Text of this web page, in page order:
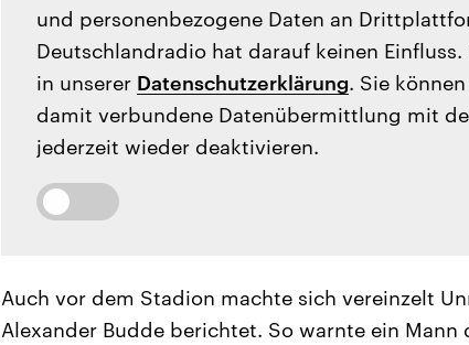
und personenbezogene Daten an
Deutschlandradio hat darauf keinen Einfluss.
in unserer Datenschutzerklärung. Sie
damit verbundene Datenübermittlung mit
jederzeit wieder deaktivieren.
Auch vor dem Stadion machte sich vereinzelt
Alexander Budde berichtet. So warnte ein